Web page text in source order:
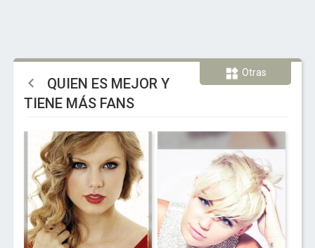
Otras
QUIEN ES MEJOR Y
TIENE MÁS FANS